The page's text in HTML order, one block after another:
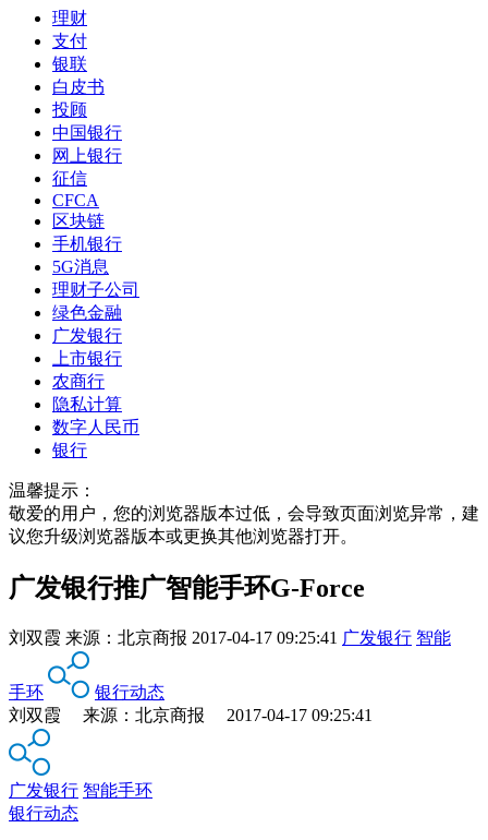
理财
支付
银联
白皮书
投顾
中国银行
网上银行
征信
CFCA
区块链
手机银行
5G消息
理财子公司
绿色金融
广发银行
上市银行
农商行
隐私计算
数字人民币
银行
温馨提示：
敬爱的用户，您的浏览器版本过低，会导致页面浏览异常，建
议您升级浏览器版本或更换其他浏览器打开。
广发银行推广智能手环G-Force
刘双霞 来源： 北京商报 2017-04-17 09:25:41 广发银行 智能
手环
银行动态
刘双霞 来源：北京商报 2017-04-17 09:25:41
广发银行 智能手环
银行动态